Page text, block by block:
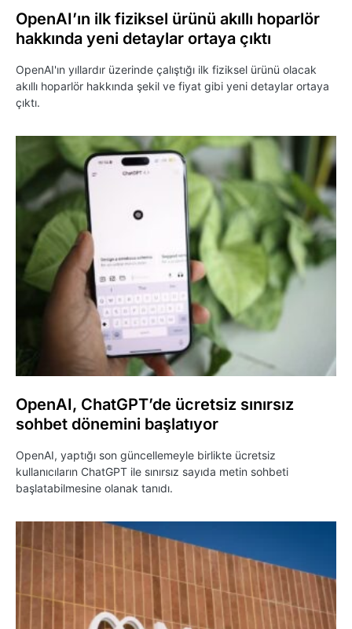
OpenAI’ın ilk fiziksel ürünü akıllı hoparlör
hakkında yeni detaylar ortaya çıktı
OpenAI'ın yıllardır üzerinde çalıştığı ilk fiziksel ürünü olacak
akıllı hoparlör hakkında şekil ve fiyat gibi yeni detaylar ortaya
çıktı.
OpenAI, ChatGPT’de ücretsiz sınırsız
sohbet dönemini başlatıyor
OpenAI, yaptığı son güncellemeyle birlikte ücretsiz
kullanıcıların ChatGPT ile sınırsız sayıda metin sohbeti
başlatabilmesine olanak tanıdı.